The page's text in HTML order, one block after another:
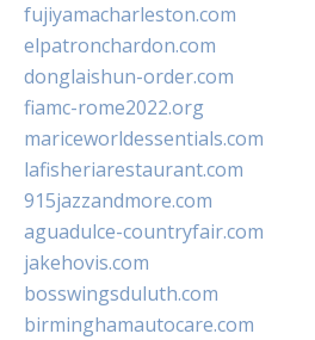
fujiyamacharleston.com
elpatronchardon.com
donglaishun-order.com
fiamc-rome2022.org
mariceworldessentials.com
lafisheriarestaurant.com
915jazzandmore.com
aguadulce-countryfair.com
jakehovis.com
bosswingsduluth.com
birminghamautocare.com